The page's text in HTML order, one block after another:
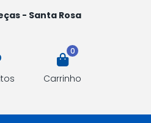
- Santa Rosa
0
Carrinho